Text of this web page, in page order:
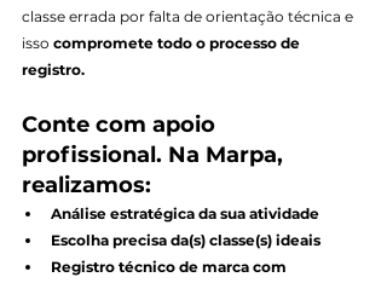
classe errada por falta de orientação técnica e
isso compromete todo o processo de
registro.
Conte com apoio
profissional. Na Marpa,
realizamos:
Análise estratégica da sua atividade
Escolha precisa da(s) classe(s) ideais
Registro técnico de marca com